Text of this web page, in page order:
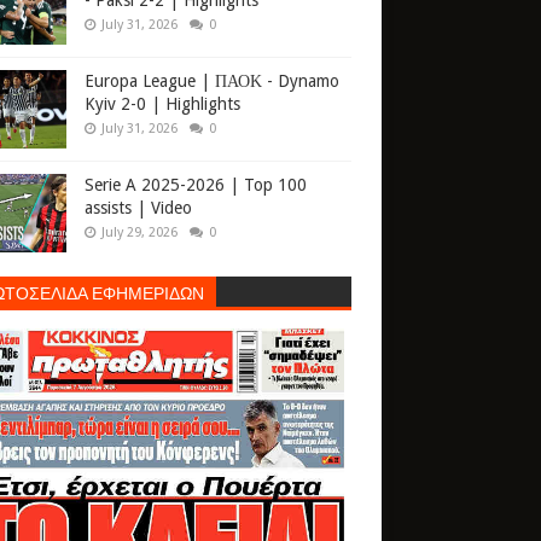
July 31, 2026 0
Europa League | ΠΑΟΚ - Dynamo
Kyiv 2-0 | Highlights
July 31, 2026 0
Serie A 2025-2026 | Top 100
assists | Video
July 29, 2026 0
ΕΦΗΜΕΡΙΔΩΝ